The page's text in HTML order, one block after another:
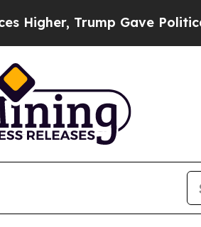
Trump Gave Politically